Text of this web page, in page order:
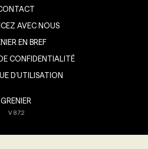
AVEC NOUS
EN BREF
CONFIDENTIALITÉ
D’UTILISATION
GRENIER
V8.7.2